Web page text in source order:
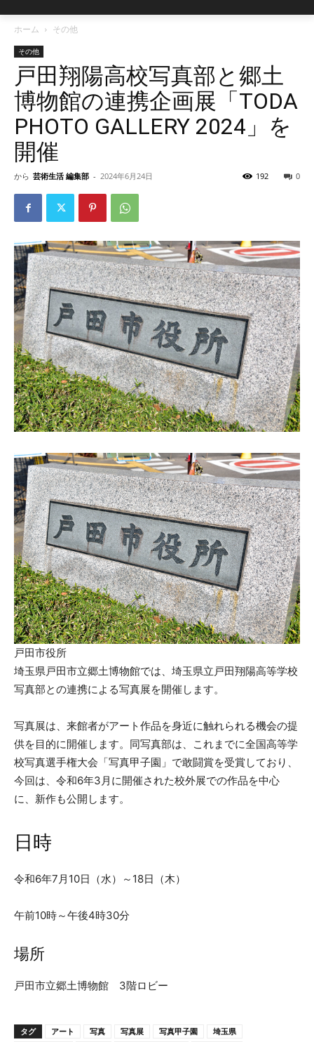
ホーム その他
その他
戸田翔陽高校写真部と郷土
博物館の連携企画展「TODA
PHOTO GALLERY 2024」を
開催
から 芸術生活 編集部 - 2024年6月24日 0
192
戸田市役所
埼玉県戸田市立郷土博物館では、埼玉県立戸田翔陽高等学校
写真部との連携による写真展を開催します。
写真展は、来館者がアート作品を身近に触れられる機会の提
供を目的に開催します。同写真部は、これまでに全国高等学
校写真選手権大会「写真甲子園」で敢闘賞を受賞しており、
今回は、令和6年3月に開催された校外展での作品を中心
に、新作も公開します。
日時
令和6年7月10日（水）～18日（木）
午前10時～午後4時30分
場所
戸田市立郷土博物館 3階ロビー
タグ アート 写真 写真展 写真甲子園
埼玉県